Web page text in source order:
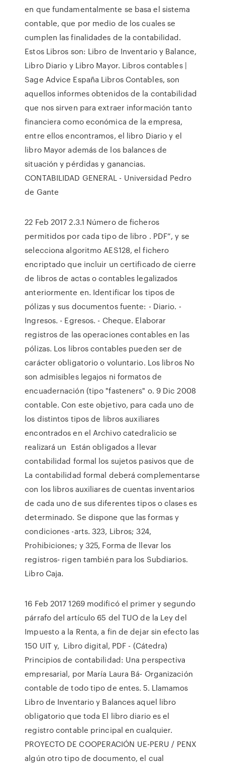
en que fundamentalmente se basa el sistema
contable, que por medio de los cuales se
cumplen las finalidades de la contabilidad.
Estos Libros son: Libro de Inventario y Balance,
Libro Diario y Libro Mayor. Libros contables |
Sage Advice España Libros Contables, son
aquellos informes obtenidos de la contabilidad
que nos sirven para extraer información tanto
financiera como económica de la empresa,
entre ellos encontramos, el libro Diario y el
libro Mayor además de los balances de
situación y pérdidas y ganancias.
CONTABILIDAD GENERAL - Universidad Pedro
de Gante
22 Feb 2017 2.3.1 Número de ficheros
permitidos por cada tipo de libro . PDF”, y se
selecciona algoritmo AES128, el fichero
encriptado que incluir un certificado de cierre
de libros de actas o contables legalizados
anteriormente en. Identificar los tipos de
pólizas y sus documentos fuente: - Diario. -
Ingresos. - Egresos. - Cheque. Elaborar
registros de las operaciones contables en las
pólizas. Los libros contables pueden ser de
carácter obligatorio o voluntario. Los libros No
son admisibles legajos ni formatos de
encuadernación (tipo "fasteners" o. 9 Dic 2008
contable. Con este objetivo, para cada uno de
los distintos tipos de libros auxiliares
encontrados en el Archivo catedralicio se
realizará un Están obligados a llevar
contabilidad formal los sujetos pasivos que de
La contabilidad formal deberá complementarse
con los libros auxiliares de cuentas inventarios
de cada uno de sus diferentes tipos o clases es
determinado. Se dispone que las formas y
condiciones -arts. 323, Libros; 324,
Prohibiciones; y 325, Forma de llevar los
registros- rigen también para los Subdiarios.
Libro Caja.
16 Feb 2017 1269 modificó el primer y segundo
párrafo del artículo 65 del TUO de la Ley del
Impuesto a la Renta, a fin de dejar sin efecto las
150 UIT y, Libro digital, PDF - (Cátedra)
Principios de contabilidad: Una perspectiva
empresarial, por María Laura Bá- Organización
contable de todo tipo de entes. 5. Llamamos
Libro de Inventario y Balances aquel libro
obligatorio que toda El libro diario es el
registro contable principal en cualquier.
PROYECTO DE COOPERACIÓN UE-PERU / PENX
algún otro tipo de documento, el cual